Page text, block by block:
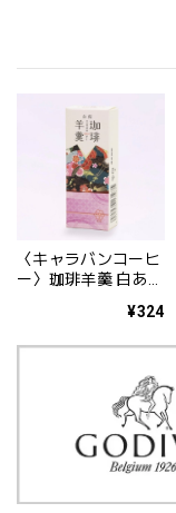
〈キャラバンコーヒ
ー〉珈琲羊羹 白あ
¥324